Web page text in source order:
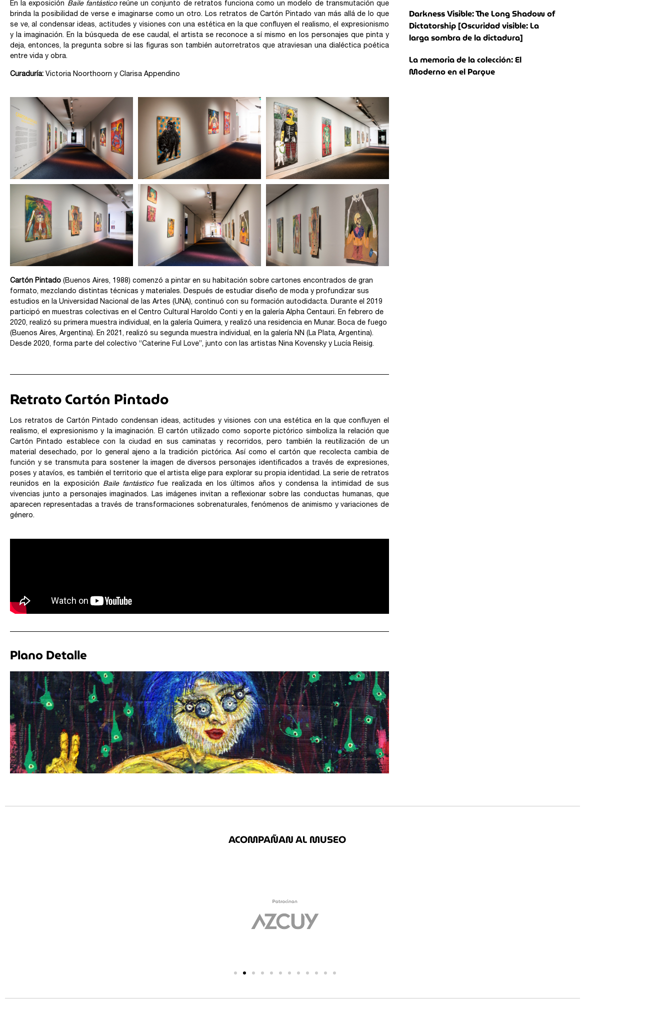
En la exposición Baile fantásticoreúne un conjunto de retratos funciona como un modelo de transmutación que
brinda la posibilidad de verse e imaginarse como un otro. Los retratos de Cartón Pintado van más allá de lo que
se ve, al condensar ideas, actitudes y visiones con una estética en la que confluyen el realismo, el expresionismo
y la imaginación. En la búsqueda de ese caudal, el artista se reconoce a sí mismo en los personajes que pinta y
deja, entonces, la pregunta sobre si las figuras son también autorretratos que atraviesan una dialéctica poética
entre vida y obra.
Curaduría: Victoria Noorthoorn y Clarisa Appendino
Cartón Pintado (Buenos Aires, 1988) comenzó a pintar en su habitación sobre cartones encontrados de gran
formato, mezclando distintas técnicas y materiales. Después de estudiar diseño de moda y profundizar sus
estudios en la Universidad Nacional de las Artes (UNA), continuó con su formación autodidacta. Durante el 2019
participó en muestras colectivas en el Centro Cultural Haroldo Conti y en la galería Alpha Centauri. En febrero de
2020, realizó su primera muestra individual, en la galería Quimera, y realizó una residencia en Munar. Boca de fuego
(Buenos Aires, Argentina). En 2021, realizó su segunda muestra individual, en la galería NN (La Plata, Argentina).
Desde 2020, forma parte del colectivo “Caterine Ful Love”, junto con las artistas Nina Kovensky y Lucía Reisig.
Retrato Cartón Pintado
Los retratos de Cartón Pintado condensan ideas, actitudes y visiones con una estética en la que confluyen el
realismo, el expresionismo y la imaginación. El cartón utilizado como soporte pictórico simboliza la relación que
Cartón Pintado establece con la ciudad en sus caminatas y recorridos, pero también la reutilización de un
material desechado, por lo general ajeno a la tradición pictórica. Así como el cartón que recolecta cambia de
función y se transmuta para sostener la imagen de diversos personajes identificados a través de expresiones,
poses y atavíos, es también el territorio que el artista elige para explorar su propia identidad. La serie de retratos
reunidos en la exposición Baile fantásticofue realizada en los últimos años y condensa la intimidad de sus
vivencias junto a personajes imaginados. Las imágenes invitan a reflexionar sobre las conductas humanas, que
aparecen representadas a través de transformaciones sobrenaturales, fenómenos de animismo y variaciones de
género.
Plano Detalle
Darkness Visible: The Long Shadow of
Dictatorship [Oscuridad visible: La
larga sombra de la dictadura]
La memoria de la colección: El
Moderno en el Parque
ACOMPAÑAN AL MUSEO